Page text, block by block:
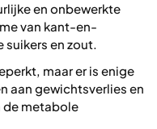
en onbewerkte
van kant-en-
en zout.
maar er is enige
aan gewichtsverlies en
de metabole